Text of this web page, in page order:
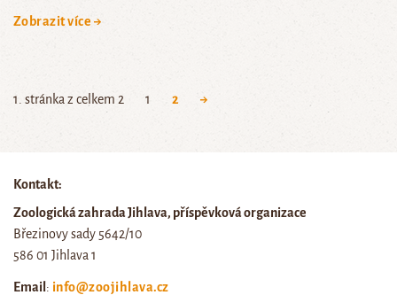
Zobrazit více →
1. stránka z celkem 2 1 2 →
Kontakt:
Zoologická zahrada Jihlava, příspěvková organizace
Březinovy sady 5642/10
586 01 Jihlava 1
Email: info@zoojihlava.cz